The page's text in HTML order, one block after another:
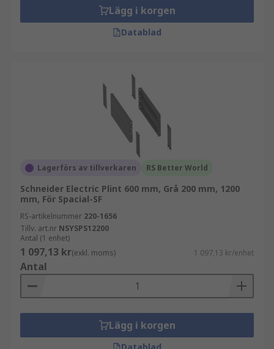
Lägg i korgen
Datablad
Lagerförs av tillverkaren RS Better World
Schneider Electric Plint 600 mm, Grå 200 mm, 1200
mm, För Spacial-SF
RS-artikelnummer 220-1656
Tillv. art.nr NSYSPS12200
Antal (1 enhet)
1 097,13 kr(exkl. moms) 1 097,13 kr/enhet
Antal
Lägg i korgen